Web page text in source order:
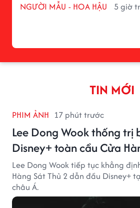
NGƯỜI MẪU - HOA HẬU 5 giờ
TIN MỚI
PHIM ẢNH 17 phút trước
Lee Dong Wook thống trị
Disney+ toàn cầu Cửa
Lee Dong Wook tiếp tục khẳng
Hàng Sát Thủ 2 dẫn đầu Disney+
châu Á.